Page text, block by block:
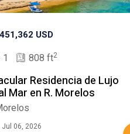
USD
1 808 ft2
Residencia de Lujo
Mar en R. Morelos
06, 2026